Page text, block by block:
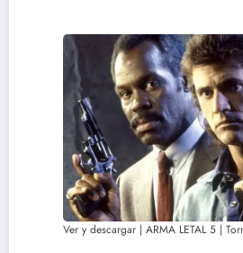
Ver y descargar | ARMA LETAL 5 |